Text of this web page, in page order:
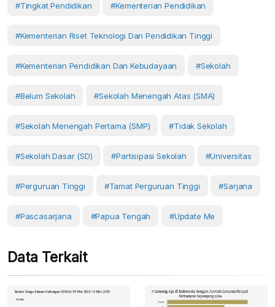
#Tingkat Pendidikan #kementerian Pendidikan
#Kementerian Riset Teknologi Dan Pendidikan Tinggi
#Kementerian Pendidikan Dan Kebudayaan #Sekolah
#Belum Sekolah #Sekolah Menengah Atas (SMA)
#Sekolah Menengah Pertama (SMP) #Tidak Sekolah
#Sekolah Dasar (SD) #Partisipasi Sekolah #Universitas
#Perguruan Tinggi #Tamat Perguruan Tinggi #sarjana
#pascasarjana #Papua Tengah #Update Me
Data Terkait